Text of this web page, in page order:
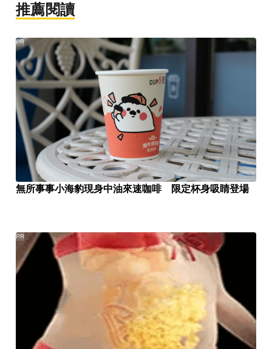
推薦閱讀
無所事事小海豹現身中油來速咖啡 限定杯身吸睛登場
PR
PR